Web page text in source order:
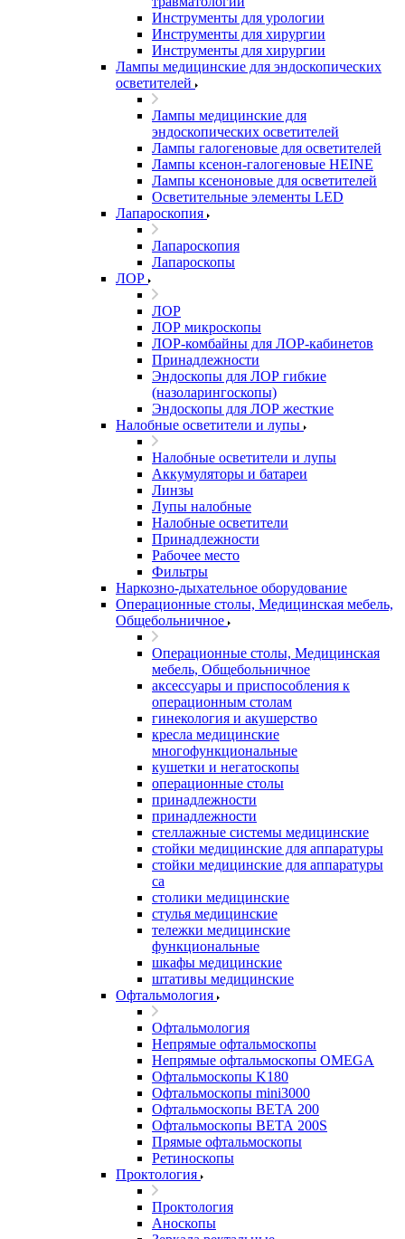
Инструменты для урологии
Инструменты для хирургии
Инструменты для хирургии
Лампы медицинские для эндоскопических
осветителей
Лампы медицинские для
эндоскопических осветителей
Лампы галогеновые для осветителей
Лампы ксенон-галогеновые HEINE
Лампы ксеноновые для осветителей
Осветительные элементы LED
Лапароскопия
Лапароскопия
Лапароскопы
ЛОР
ЛОР
ЛОР микроскопы
ЛОР-комбайны для ЛОР-кабинетов
Принадлежности
Эндоскопы для ЛОР гибкие
(назоларингоскопы)
Эндоскопы для ЛОР жесткие
Налобные осветители и лупы
Налобные осветители и лупы
Аккумуляторы и батареи
Линзы
Лупы налобные
Налобные осветители
Принадлежности
Рабочее место
Фильтры
Наркозно-дыхательное оборудование
Операционные столы, Медицинская мебель,
Общебольничное
Операционные столы, Медицинская
мебель, Общебольничное
аксессуары и приспособления к
операционным столам
гинекология и акушерство
кресла медицинские
многофункциональные
кушетки и негатоскопы
операционные столы
принадлежности
принадлежности
стеллажные системы медицинские
стойки медицинские для аппаратуры
стойки медицинские для аппаратуры
са
столики медицинские
стулья медицинские
тележки медицинские
функциональные
шкафы медицинские
штативы медицинские
Офтальмология
Офтальмология
Непрямые офтальмоскопы
Непрямые офтальмоскопы OMEGA
Офтальмоскопы K180
Офтальмоскопы mini3000
Офтальмоскопы ВЕТА 200
Офтальмоскопы ВЕТА 200S
Прямые офтальмоскопы
Ретиноскопы
Проктология
Проктология
Аноскопы